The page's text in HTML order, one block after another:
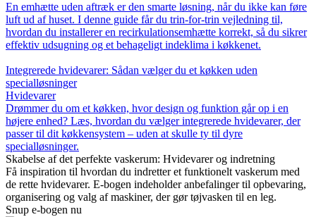
En emhætte uden aftræk er den smarte løsning, når du ikke kan føre
luft ud af huset. I denne guide får du trin-for-trin vejledning til,
hvordan du installerer en recirkulationsemhætte korrekt, så du sikrer
effektiv udsugning og et behageligt indeklima i køkkenet.
Integrerede hvidevarer: Sådan vælger du et køkken uden
specialløsninger
Hvidevarer
Drømmer du om et køkken, hvor design og funktion går op i en
højere enhed? Læs, hvordan du vælger integrerede hvidevarer, der
passer til dit køkkensystem – uden at skulle ty til dyre
specialløsninger.
Skabelse af det perfekte vaskerum: Hvidevarer og indretning
Få inspiration til hvordan du indretter et funktionelt vaskerum med
de rette hvidevarer. E-bogen indeholder anbefalinger til opbevaring,
organisering og valg af maskiner, der gør tøjvasken til en leg.
Snup e-bogen nu